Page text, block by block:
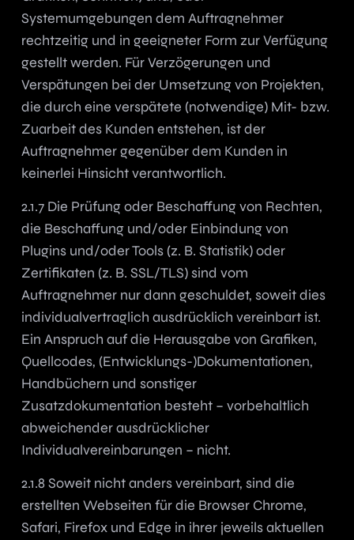
Systemumgebungen dem Auftragnehmer
rechtzeitig und in geeigneter Form zur Verfügung
gestellt werden. Für Verzögerungen und
Verspätungen bei der Umsetzung von Projekten,
die durch eine verspätete (notwendige) Mit- bzw.
Zuarbeit des Kunden entstehen, ist der
Auftragnehmer gegenüber dem Kunden in
keinerlei Hinsicht verantwortlich.
2.1.7 Die Prüfung oder Beschaffung von Rechten,
die Beschaffung und/oder Einbindung von
Plugins und/oder Tools (z. B. Statistik) oder
Zertifikaten (z. B. SSL/TLS) sind vom
Auftragnehmer nur dann geschuldet, soweit dies
individualvertraglich ausdrücklich vereinbart ist.
Ein Anspruch auf die Herausgabe von Grafiken,
Quellcodes, (Entwicklungs-)Dokumentationen,
Handbüchern und sonstiger
Zusatzdokumentation besteht – vorbehaltlich
abweichender ausdrücklicher
Individualvereinbarungen – nicht.
2.1.8 Soweit nicht anders vereinbart, sind die
erstellten Webseiten für die Browser Chrome,
Safari, Firefox und Edge in ihrer jeweils aktuellen